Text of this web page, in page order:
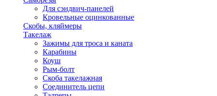
Для сэндвич-панелей
Кровельные оцинкованные
Скобы, кляймеры
Такелаж
Зажимы для троса и каната
Карабины
Коуш
Рым-болт
Скоба такелажная
Соединитель цепи